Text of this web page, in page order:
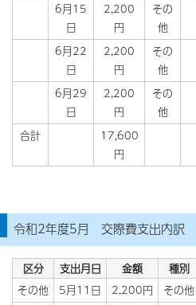
6月15
日
2,200
円
その
他
6月22
日
2,200
円
その
他
6月29
日
2,200
円
その
他
合計
17,600
円
令和2年度5月 交際費支出内訳
区分 支出月日 金額 種別
その他
5月11日 2,200円 その他